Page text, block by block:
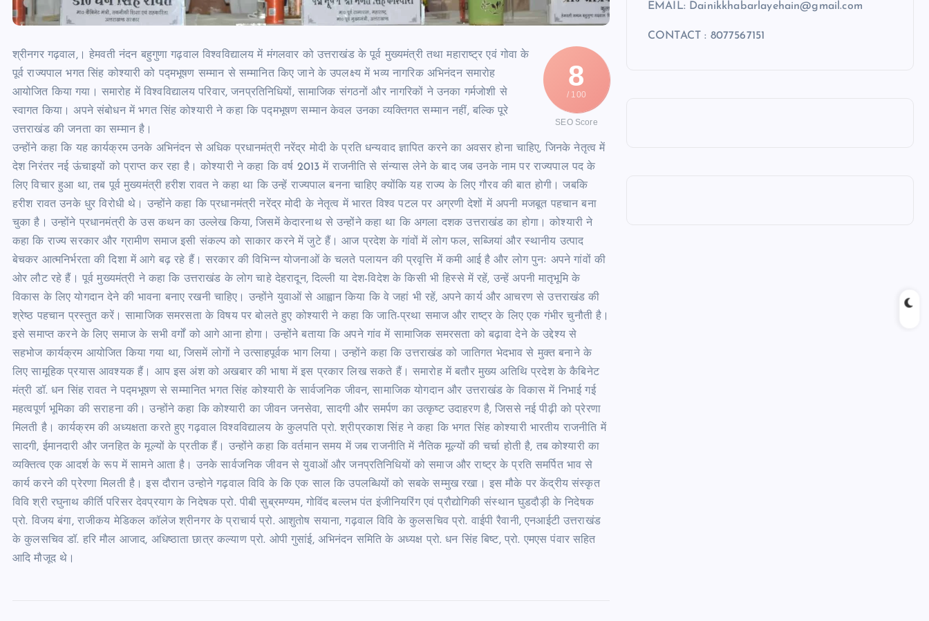
8
/ 100
SEO Score
श्रीनगर गढ़वाल,। हेमवती नंदन बहुगुणा गढ़वाल विश्वविद्यालय में मंगलवार को उत्तराखंड के पूर्व मुख्यमंत्री तथा महाराष्ट्र एवं गोवा के
पूर्व राज्यपाल भगत सिंह कोश्यारी को पद्मभूषण सम्मान से सम्मानित किए जाने के उपलक्ष्य में भव्य नागरिक अभिनंदन समारोह
आयोजित किया गया। समारोह में विश्वविद्यालय परिवार, जनप्रतिनिधियों, सामाजिक संगठनों और नागरिकों ने उनका गर्मजोशी से
स्वागत किया। अपने संबोधन में भगत सिंह कोश्यारी ने कहा कि पद्मभूषण सम्मान केवल उनका व्यक्तिगत सम्मान नहीं, बल्कि पूरे
उत्तराखंड की जनता का सम्मान है।
उन्होंने कहा कि यह कार्यक्रम उनके अभिनंदन से अधिक प्रधानमंत्री नरेंद्र मोदी के प्रति धन्यवाद ज्ञापित करने का अवसर होना चाहिए, जिनके नेतृत्व में
देश निरंतर नई ऊंचाइयों को प्राप्त कर रहा है। कोश्यारी ने कहा कि वर्ष 2013 में राजनीति से संन्यास लेने के बाद जब उनके नाम पर राज्यपाल पद के
लिए विचार हुआ था, तब पूर्व मुख्यमंत्री हरीश रावत ने कहा था कि उन्हें राज्यपाल बनना चाहिए क्योंकि यह राज्य के लिए गौरव की बात होगी। जबकि
हरीश रावत उनके धुर विरोधी थे। उन्होंने कहा कि प्रधानमंत्री नरेंद्र मोदी के नेतृत्व में भारत विश्व पटल पर अग्रणी देशों में अपनी मजबूत पहचान बना
चुका है। उन्होंने प्रधानमंत्री के उस कथन का उल्लेख किया, जिसमें केदारनाथ से उन्होंने कहा था कि अगला दशक उत्तराखंड का होगा। कोश्यारी ने
कहा कि राज्य सरकार और ग्रामीण समाज इसी संकल्प को साकार करने में जुटे हैं। आज प्रदेश के गांवों में लोग फल, सब्जियां और स्थानीय उत्पाद
बेचकर आत्मनिर्भरता की दिशा में आगे बढ़ रहे हैं। सरकार की विभिन्न योजनाओं के चलते पलायन की प्रवृत्ति में कमी आई है और लोग पुनः अपने गांवों की
ओर लौट रहे हैं। पूर्व मुख्यमंत्री ने कहा कि उत्तराखंड के लोग चाहे देहरादून, दिल्ली या देश-विदेश के किसी भी हिस्से में रहें, उन्हें अपनी मातृभूमि के
विकास के लिए योगदान देने की भावना बनाए रखनी चाहिए। उन्होंने युवाओं से आह्वान किया कि वे जहां भी रहें, अपने कार्य और आचरण से उत्तराखंड की
श्रेष्ठ पहचान प्रस्तुत करें। सामाजिक समरसता के विषय पर बोलते हुए कोश्यारी ने कहा कि जाति-प्रथा समाज और राष्ट्र के लिए एक गंभीर चुनौती है।
इसे समाप्त करने के लिए समाज के सभी वर्गों को आगे आना होगा। उन्होंने बताया कि अपने गांव में सामाजिक समरसता को बढ़ावा देने के उद्देश्य से
सहभोज कार्यक्रम आयोजित किया गया था, जिसमें लोगों ने उत्साहपूर्वक भाग लिया। उन्होंने कहा कि उत्तराखंड को जातिगत भेदभाव से मुक्त बनाने के
लिए सामूहिक प्रयास आवश्यक हैं। आप इस अंश को अखबार की भाषा में इस प्रकार लिख सकते हैं। समारोह में बतौर मुख्य अतिथि प्रदेश के कैबिनेट
मंत्री डॉ. धन सिंह रावत ने पद्मभूषण से सम्मानित भगत सिंह कोश्यारी के सार्वजनिक जीवन, सामाजिक योगदान और उत्तराखंड के विकास में निभाई गई
महत्वपूर्ण भूमिका की सराहना की। उन्होंने कहा कि कोश्यारी का जीवन जनसेवा, सादगी और समर्पण का उत्कृष्ट उदाहरण है, जिससे नई पीढ़ी को प्रेरणा
मिलती है। कार्यक्रम की अध्यक्षता करते हुए गढ़वाल विश्वविद्यालय के कुलपति प्रो. श्रीप्रकाश सिंह ने कहा कि भगत सिंह कोश्यारी भारतीय राजनीति में
सादगी, ईमानदारी और जनहित के मूल्यों के प्रतीक हैं। उन्होंने कहा कि वर्तमान समय में जब राजनीति में नैतिक मूल्यों की चर्चा होती है, तब कोश्यारी का
व्यक्तित्व एक आदर्श के रूप में सामने आता है। उनके सार्वजनिक जीवन से युवाओं और जनप्रतिनिधियों को समाज और राष्ट्र के प्रति समर्पित भाव से
कार्य करने की प्रेरणा मिलती है। इस दौरान उन्होने गढ़वाल विवि के कि एक साल कि उपलब्धियों को सबके सम्मुख रखा। इस मौके पर केंद्रीय संस्कृत
विवि श्री रघुनाथ कीर्ति परिसर देवप्रयाग के निदेषक प्रो. पीबी सुब्रमण्यम, गोविंद बल्लभ पंत इंजीनियरिंग एवं प्रौद्योगिकी संस्थान घुडदौड़ी के निदेषक
प्रो. विजय बंगा, राजीकय मेडिकल कॉलेज श्रीनगर के प्राचार्य प्रो. आशुतोष सयाना, गढ़वाल विवि के कुलसचिव प्रो. वाईपी रैवानी, एनआईटी उत्तराखंड
के कुलसचिव डॉ. हरि मौल आजाद, अधिष्ठाता छात्र कल्याण प्रो. ओपी गुसांई, अभिनंदन समिति के अध्यक्ष प्रो. धन सिंह बिष्ट, प्रो. एमएस पंवार सहित
आदि मौजूद थे।
EMAIL: Dainikkhabarlayehain@gmail.com
CONTACT : 8077567151